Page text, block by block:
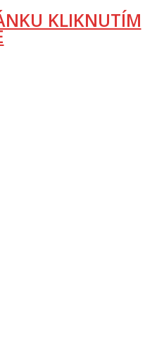
KLIKNUTÍM